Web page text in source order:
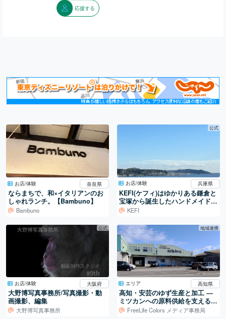
応援する
お店/体験 奈良県
ならまちで、和×イタリアンのお
しゃれランチ。【Bambuno】
Bambuno
公式
お店/体験 兵庫県
KEFI(ケフィ)はゆかりある鎌倉と
宝塚から誕生したハンドメイドブ
ランド
KEFI
公式
お店/体験 大阪府
大野博写真事務所/写真撮影・動
画撮影、編集
大野博写真事務所
地域連携
エリア 高知県
高知・安芸のゆず生産と加工 ―
ミツカンへの原料供給を支える仕
組みFreeLife Colors メディア事務局